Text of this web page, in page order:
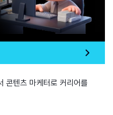
콘텐츠 마케터로 커리어를